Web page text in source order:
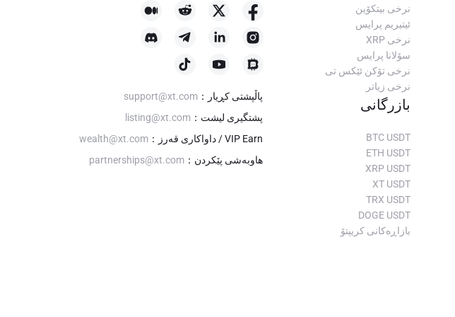
نرخی بیتکۆین
ئیتیریم پرایس
نرخی XRP
سۆلانا پرایس
نرخی تۆکن ئێکس تی
نرخی زیاتر
بازرگانی
BTC USDT
ETH USDT
XRP USDT
XT USDT
TRX USDT
DOGE USDT
بازاڕەکانی کریپتۆ
پاڵپشتی کڕیار ：
support@xt.com
پشتگیری لیشت ：
listing@xt.com
VIP Earn / داواکاری قەرز
：
wealth@xt.com
هاوبەشی پێکردن ：
partnerships@xt.com